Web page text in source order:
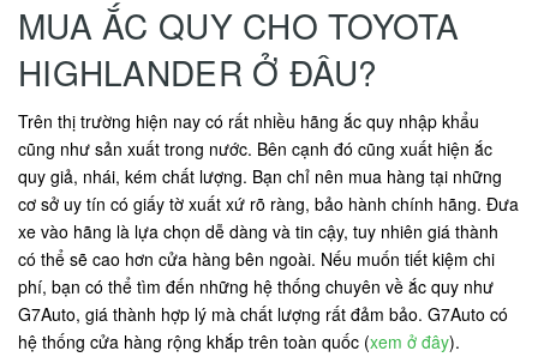
MUA ẮC QUY CHO TOYOTA
HIGHLANDER Ở ĐÂU?
Trên thị trường hiện nay có rất nhiều hãng ắc quy nhập khẩu
cũng như sản xuất trong nước. Bên cạnh đó cũng xuất hiện ắc
quy giả, nhái, kém chất lượng. Bạn chỉ nên mua hàng tại những
cơ sở uy tín có giấy tờ xuất xứ rõ ràng, bảo hành chính hãng. Đưa
xe vào hãng là lựa chọn dễ dàng và tin cậy, tuy nhiên giá thành
có thể sẽ cao hơn cửa hàng bên ngoài. Nếu muốn tiết kiệm chi
phí, bạn có thể tìm đến những hệ thống chuyên về ắc quy như
G7Auto, giá thành hợp lý mà chất lượng rất đảm bảo. G7Auto có
hệ thống cửa hàng rộng khắp trên toàn quốc (xem ở đây).